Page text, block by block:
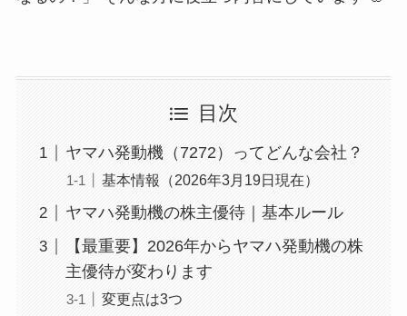
目次
ヤマハ発動機（7272）ってどんな会社？
基本情報（2026年3月19日現在）
ヤマハ発動機の株主優待｜基本ルール
【最重要】2026年からヤマハ発動機の株
主優待が変わります
変更点は3つ